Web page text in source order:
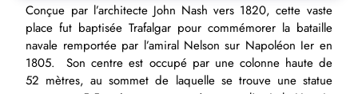
Conçue par l’architecte John Nash vers 1820, cette vaste
place fut baptisée Trafalgar pour commémorer la bataille
navale remportée par l’amiral Nelson sur Napoléon Ier en
1805. Son centre est occupé par une colonne haute de
52 mètres, au sommet de laquelle se trouve une statue